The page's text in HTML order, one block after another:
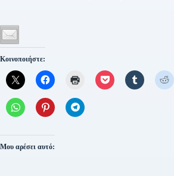
Κοινοποιήστε:
Μου αρέσει αυτό: